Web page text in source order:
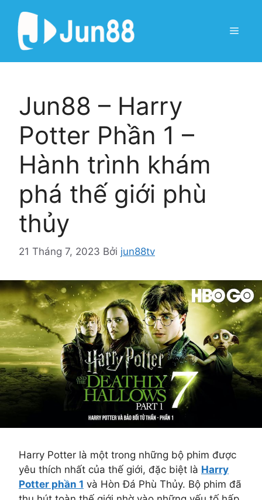
dung
Menu
Jun88 – Harry
Potter Phần 1 –
Hành trình khám
phá thế giới phù
thủy
21 Tháng 7, 2023 Bởi jun88tv
Harry Potter là một trong những bộ phim được
yêu thích nhất của thế giới, đặc biệt là Harry
Potter phần 1 và Hòn Đá Phù Thủy. Bộ phim đã